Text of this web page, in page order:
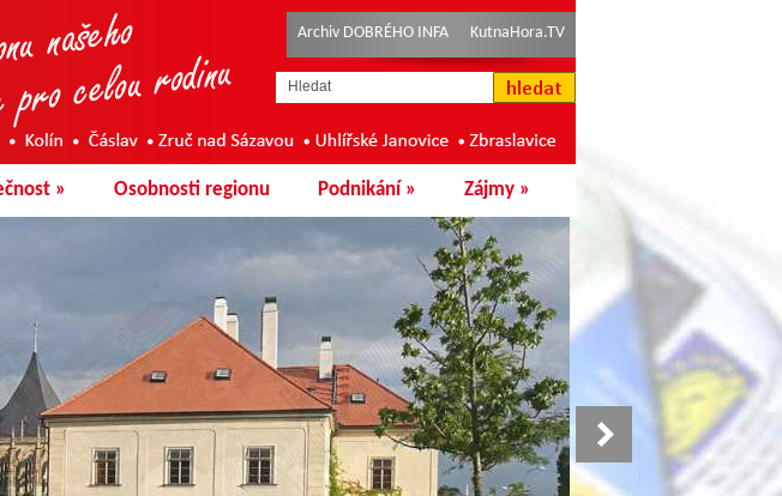
Archiv DOBRÉHO INFA KutnaHora.TV
» Osobnosti regionu Podnikání » Zájmy »